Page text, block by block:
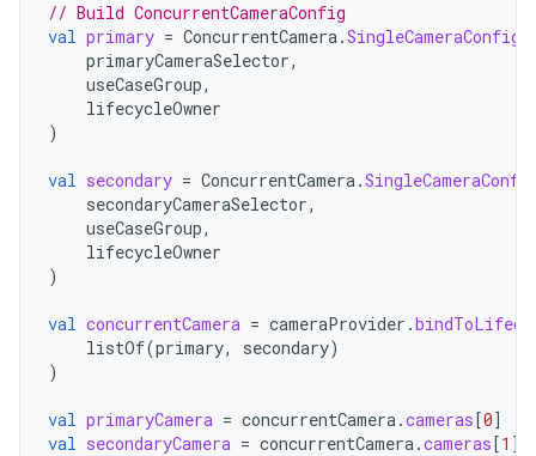
// Build ConcurrentCameraConfig
val primary = ConcurrentCamera.SingleCameraConfig
primaryCameraSelector,
useCaseGroup,
lifecycleOwner
)
val secondary = ConcurrentCamera.
secondaryCameraSelector,
useCaseGroup,
lifecycleOwner
)
val concurrentCamera = cameraProvider .
listOf(primary, secondary)
)
val primaryCamera = concurrentCamera.cameras[0]
val secondaryCamera = concurrentCamera.cameras[1 ]